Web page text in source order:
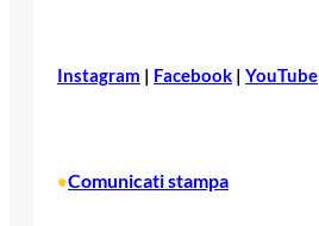
Instagram | Facebook | YouTube
•Comunicati stampa